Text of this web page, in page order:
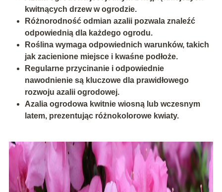
kwitnących drzew w ogrodzie.
Różnorodność odmian azalii pozwala znaleźć
odpowiednią dla każdego ogrodu.
Roślina wymaga odpowiednich warunków, takich
jak zacienione miejsce i kwaśne podłoże.
Regularne przycinanie i odpowiednie
nawodnienie są kluczowe dla prawidłowego
rozwoju azalii ogrodowej.
Azalia ogrodowa kwitnie wiosną lub wczesnym
latem, prezentując różnokolorowe kwiaty.